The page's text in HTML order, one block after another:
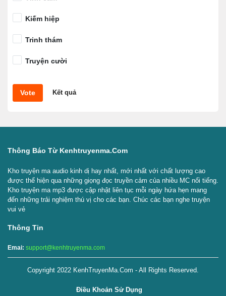
Kiếm hiệp
Trinh thám
Truyện cười
Vote Kết quả
Thông Báo Từ Kenhtruyenma.com
Kho truyện ma audio kinh dị hay nhất, mới nhất với chất lượng cao
được thể hiện qua những giọng đọc truyền cảm của nhiều MC nổi tiếng.
Kho truyện ma mp3 được cập nhật liên tục mỗi ngày hứa hẹn mang
đến những trải nghiệm thú vị cho các bạn. Chúc các bạn nghe truyện
vui vẻ
Thông Tin
Emai: support@kenhtruyenma.com
Copyright 2022 KenhTruyenMa.Com - All Rights Reserved.
Điều Khoản Sử Dụng